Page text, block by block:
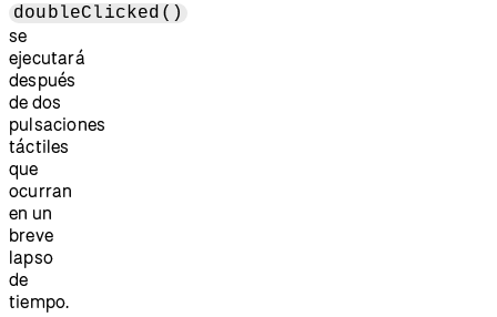
doubleClicked()
se
ejecutará
después
de dos
pulsaciones
táctiles
que
ocurran
en un
breve
lapso
de
tiempo.